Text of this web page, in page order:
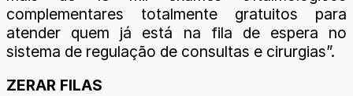
complementares totalmente gratuitos para
atender quem já está na fila de espera no
sistema de regulação de consultas e cirurgias”.
ZERAR FILAS